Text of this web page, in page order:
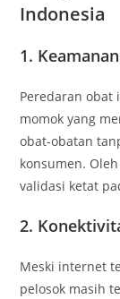
Indonesia
1.
Peredaran obat
momok yang
obat-obatan
konsumen.
validasi ketat
2.
Meski internet
pelosok masih